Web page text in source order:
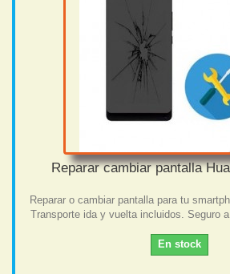
Reparar cambiar pantalla
Reparar o cambiar pantalla para tu
Transporte ida y vuelta incluidos. Seguro
En stock